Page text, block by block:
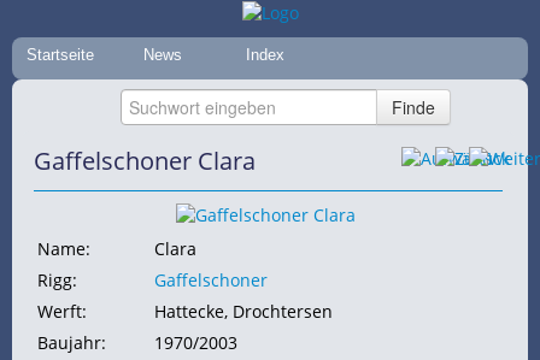
Startseite News Index
Gaffelschoner Clara
Name:
Clara
Rigg:
Gaffelschoner
Werft:
Hattecke, Drochtersen
Baujahr:
1970/2003